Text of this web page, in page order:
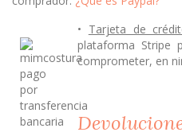
• Tarjeta de
plataforma Stripe
comprometer, en